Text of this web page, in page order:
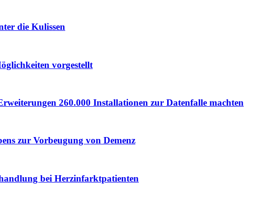
die Kulissen
vorgestellt
260.000 Installationen zur Datenfalle machten
zur Vorbeugung von Demenz
bei Herzinfarktpatienten